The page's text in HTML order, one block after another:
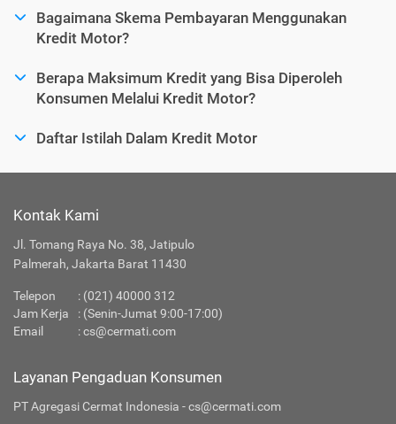
Bagaimana Skema Pembayaran Menggunakan
Kredit Motor?
Berapa Maksimum Kredit yang Bisa Diperoleh
Konsumen Melalui Kredit Motor?
Daftar Istilah Dalam Kredit Motor
Kontak Kami
Jl. Tomang Raya No. 38, Jatipulo
Palmerah, Jakarta Barat 11430
Telepon : (021) 40000 312
Jam Kerja
: (Senin-Jumat 9:00-17:00)
Email
:cs@cermati.com
Layanan Pengaduan Konsumen
PT Agregasi Cermat Indonesia - cs@cermati.com